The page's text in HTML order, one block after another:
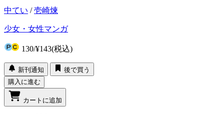
中てい /壱崎煉
少女・女性マンガ
130/¥143(税込)
新刊通知
後で買う
購入に進む
カートに追加